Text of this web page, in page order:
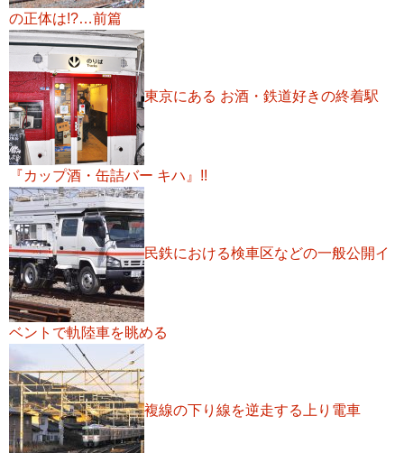
の正体は!?…前篇
東京にある お酒・鉄道好きの終着駅
『カップ酒・缶詰バー キハ』!!
民鉄における検車区などの一般公開イ
ベントで軌陸車を眺める
複線の下り線を逆走する上り電車